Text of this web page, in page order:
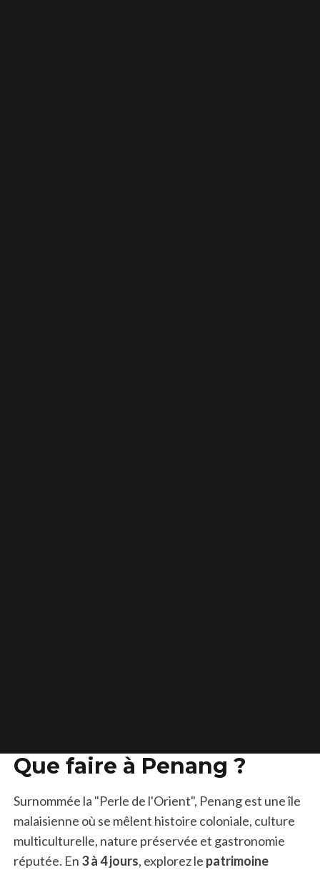
Que faire à Penang ?
Surnommée la "Perle de l'Orient", Penang est une île
malaisienne où se mêlent histoire coloniale, culture
multiculturelle, nature préservée et gastronomie
réputée. En 3 à 4 jours, explorez le patrimoine